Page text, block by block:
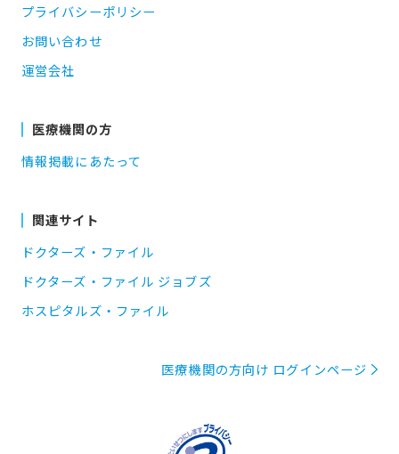
プライバシーポリシー
お問い合わせ
運営会社
医療機関の方
情報掲載にあたって
関連サイト
ドクターズ・ファイル
ドクターズ・ファイル ジョブズ
ホスピタルズ・ファイル
医療機関の方向け ログインページ